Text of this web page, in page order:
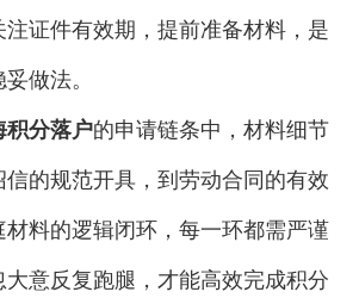
证件有效期，提前准备材料，是
做法。
积分落户的申请链条中，材料细节
的规范开具，到劳动合同的有效
料的逻辑闭环，每一环都需严谨
意反复跑腿，才能高效完成积分